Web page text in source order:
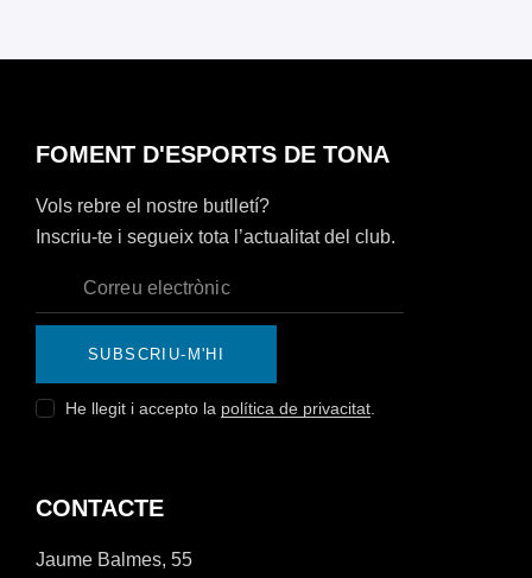
FOMENT D'ESPORTS DE TONA
Vols rebre el nostre butlletí?
Inscriu-te i segueix tota l’actualitat del club.
SUBSCRIU-M'HI
He llegit i accepto la política de privacitat
CONTACTE
Jaume Balmes, 55